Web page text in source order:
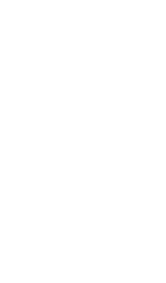
(AT0752-4) 數量